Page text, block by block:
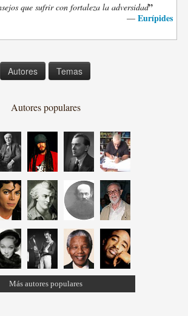
que sufrir con fortaleza la adversidad”
— Eurípides
Autores Temas
Autores populares
Más autores populares